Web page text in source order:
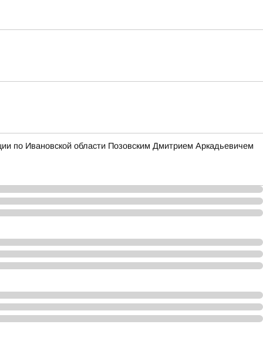
по Ивановской области Позовским Дмитрием Аркадьевичем